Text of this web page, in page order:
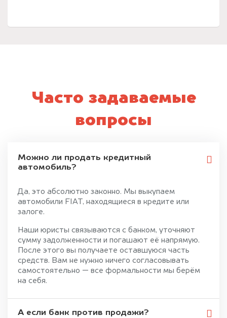
Часто задаваемые
вопросы
Можно ли продать кредитный
автомобиль?
Да, это абсолютно законно. Мы выкупаем
автомобили FIAT, находящиеся в кредите или
залоге.
Наши юристы связываются с банком, уточняют
сумму задолженности и погашают её напрямую.
После этого вы получаете оставшуюся часть
средств. Вам не нужно ничего согласовывать
самостоятельно — все формальности мы берём
на себя.
А если банк против продажи?